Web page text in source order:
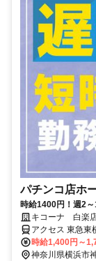
パチンコ店ホ
時給1400円！週2
ネイル・髪色自由≫
キコーナ 白楽
アクセス 東急東
歩約8分、ＪＲ
分。六角橋バス
時給1,400円～
神奈川県横浜市